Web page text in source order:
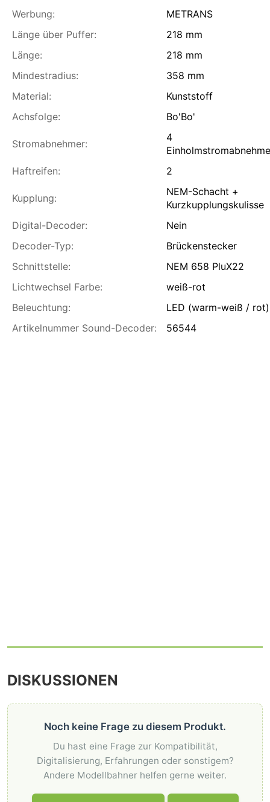
Werbung:
METRANS
Länge über Puffer:
218 mm
Länge:
218 mm
Mindestradius:
358 mm
Material:
Kunststoff
Achsfolge:
Bo'Bo'
Stromabnehmer:
4
Haftreifen:
2
Kupplung:
NEM-Schacht +
Kurzkupplungskulisse
Digital-Decoder:
Nein
Decoder-Typ:
Brückenstecker
Schnittstelle:
NEM 658 PluX22
Lichtwechsel Farbe:
weiß-rot
Beleuchtung:
LED (warm-weiß / rot)
Artikelnummer Sound-Decoder:
56544
DISKUSSIONEN
Noch keine Frage zu diesem Produkt.
Du hast eine Frage zur Kompatibilität,
Digitalisierung, Erfahrungen oder sonstigem?
Andere Modellbahner helfen gerne weiter.